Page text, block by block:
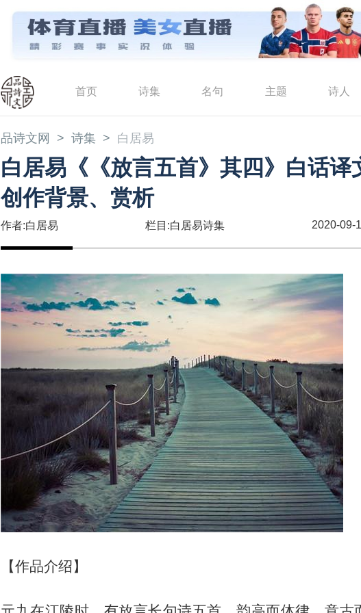
首页 诗集 名句 主题 诗人
品诗文网 诗集 白居易
白居易《《放言五首》其四》白话译
创作背景、赏析
作者:白居易 栏目:白居易诗集 2020-09-
【作品介绍】